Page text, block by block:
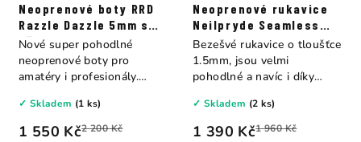
Neoprenové boty RRD
Razzle Dazzle 5mm s
děleným palcem
1 550 Kč2 200 Kč
✓ Skladem (1 ks)
Nové super pohodlné
neoprenové boty pro
amatéry i profesionály.
Neoprenové rukavice
Neilpryde Seamless
Glove 1.5mm
1 390 Kč1 960 Kč
✓ Skladem (2 ks)
Bezešvé rukavice o tloušťce
1.5mm, jsou velmi
pohodlné a navíc i díky